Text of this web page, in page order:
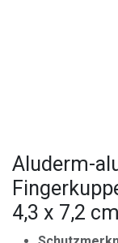
Aluderm-
4,3 x 7,2